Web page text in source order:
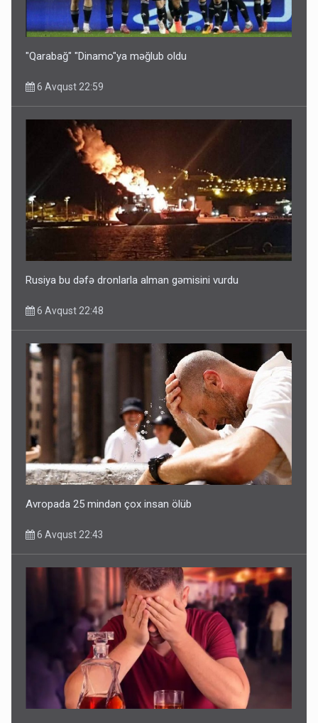
SİYAHI
6 Avqust 10:53
Ərdoğana sui-qəsd planının iştirakçısı detalları açıqladı
5 Avqust 16:56
"Qarabağ" "Dinamo"ya məğlub oldu
6 Avqust 22:59
Rusiya bu dəfə dronlarla alman gəmisini vurdu
6 Avqust 22:48
Avropada 25 mindən çox insan ölüb
6 Avqust 22:43